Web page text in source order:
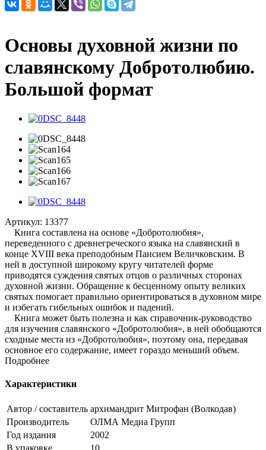
Основы духовной жизни по
славянскому Добротолюбию.
Большой формат
Артикул: 13377
Книга составлена на основе «Добротолюбия»,
переведенного с древнегреческого языка на славянский в
конце XVIII века преподобным Паисием Величковским. В
ней в доступной широкому кругу читателей форме
приводятся суждения святых отцов о различных сторонах
духовной жизни. Обращение к бесценному опыту великих
святых помогает правильно ориентироваться в духовном мире
и избегать гибельных ошибок и падений.
Книга может быть полезна и как справочник-руководство
для изучения славянского «Добротолюбия», в ней обобщаются
сходные места из «Добротолюбия», поэтому она, передавая
основное его содержание, имеет гораздо меньший объем.
Подробнее
Характеристики
Автор / составитель архимандрит Митрофан (Волкодав)
Производитель
ОЛМА Медиа Групп
Год издания
2002